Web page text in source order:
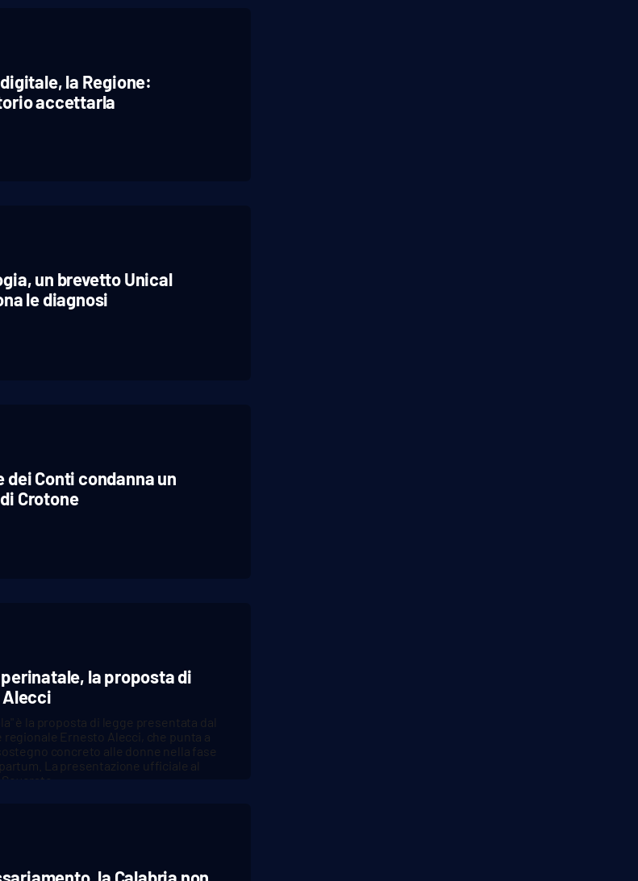
la Regione:
accettarla
un brevetto Unical
le diagnosi
dei Conti condanna un
Crotone
la proposta di
Alecci
è la proposta di legge presentata dal
regionale Ernesto Alecci, che punta a
concreto alle donne nella fase
La presentazione ufficiale al